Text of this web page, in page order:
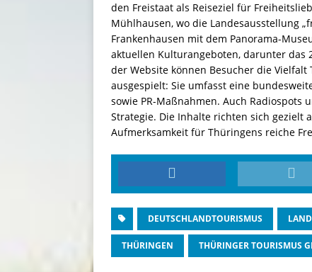
den Freistaat als Reiseziel für
Mühlhausen, wo die Landesausstellung
Frankenhausen mit dem Panorama-
aktuellen Kulturangeboten, darunter das
der Website können Besucher die
ausgespielt: Sie umfasst eine
sowie PR-Maßnahmen. Auch
Strategie. Die Inhalte richten sich
Aufmerksamkeit für Thüringens reiche
DEUTSCHLANDTOURISMUS
THÜRINGEN THÜRINGER TOURISMUS